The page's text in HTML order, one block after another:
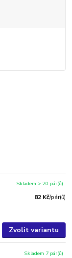
82 Kč/pár(ů)
Skladem > 20 pár(ů)
Zvolit variantu
Skladem 7 pár(ů)